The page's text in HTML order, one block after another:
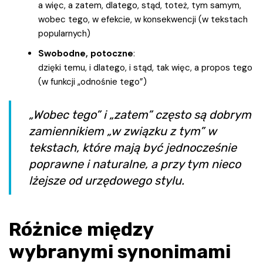
a więc, a zatem, dlatego, stąd, toteż, tym samym,
wobec tego, w efekcie, w konsekwencji (w tekstach
popularnych)
Swobodne, potoczne:
dzięki temu, i dlatego, i stąd, tak więc, a propos tego
(w funkcji „odnośnie tego”)
„Wobec tego” i „zatem” często są dobrym
zamiennikiem „w związku z tym” w
tekstach, które mają być jednocześnie
poprawne i naturalne, a przy tym nieco
lżejsze od urzędowego stylu.
Różnice między
wybranymi synonimami